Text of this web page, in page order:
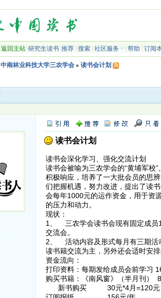
返回主站| 研究生读书| 推荐| 搜索| 社区服务 帮助 订阅
中南林业科技大学三农学会» 读书会计划
读书会计划
读书会深化学习、强化交流计划
读书会被喻为三农学会的“黄埔军校
积极响应，培养了一大批会员的思
们把握机遇，努力改进，提出了读
会每年1000元的运作资金，用于资
的压力和动力。
现状：
1、 三农学会读书会现有固定成员
交流会。
2、 活动内容及形式每月有三期活
读书籍交流为主，另外还会适时安
资金流向：
打印资料：每期发给成员会前学习
购买书籍：《南风窗》（半月刊）
新书购买 30元*4月=120元